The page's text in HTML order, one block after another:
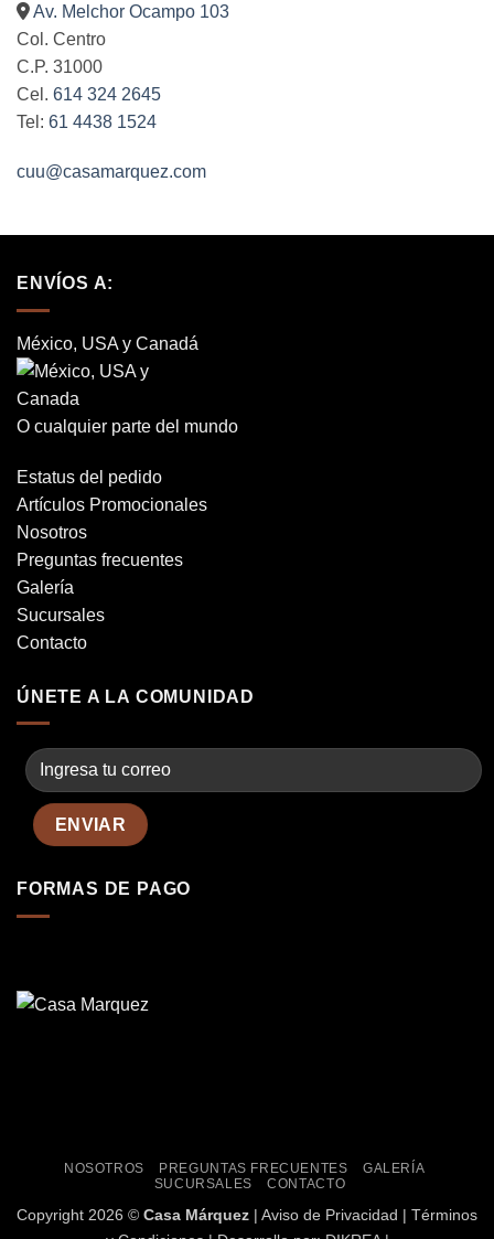
Av. Melchor Ocampo 103
Col. Centro
C.P. 31000
Cel. 614 324 2645
Tel: 61 4438 1524
cuu@casamarquez.com
ENVÍOS A:
México, USA y Canadá
O cualquier parte del mundo
Estatus del pedido
Artículos Promocionales
Nosotros
Preguntas frecuentes
Galería
Sucursales
Contacto
ÚNETE A LA COMUNIDAD
FORMAS DE PAGO
NOSOTROS PREGUNTAS FRECUENTES
GALERÍA
SUCURSALES
CONTACTO
Copyright 2026 © Casa Márquez | Aviso de Privacidad | Términos